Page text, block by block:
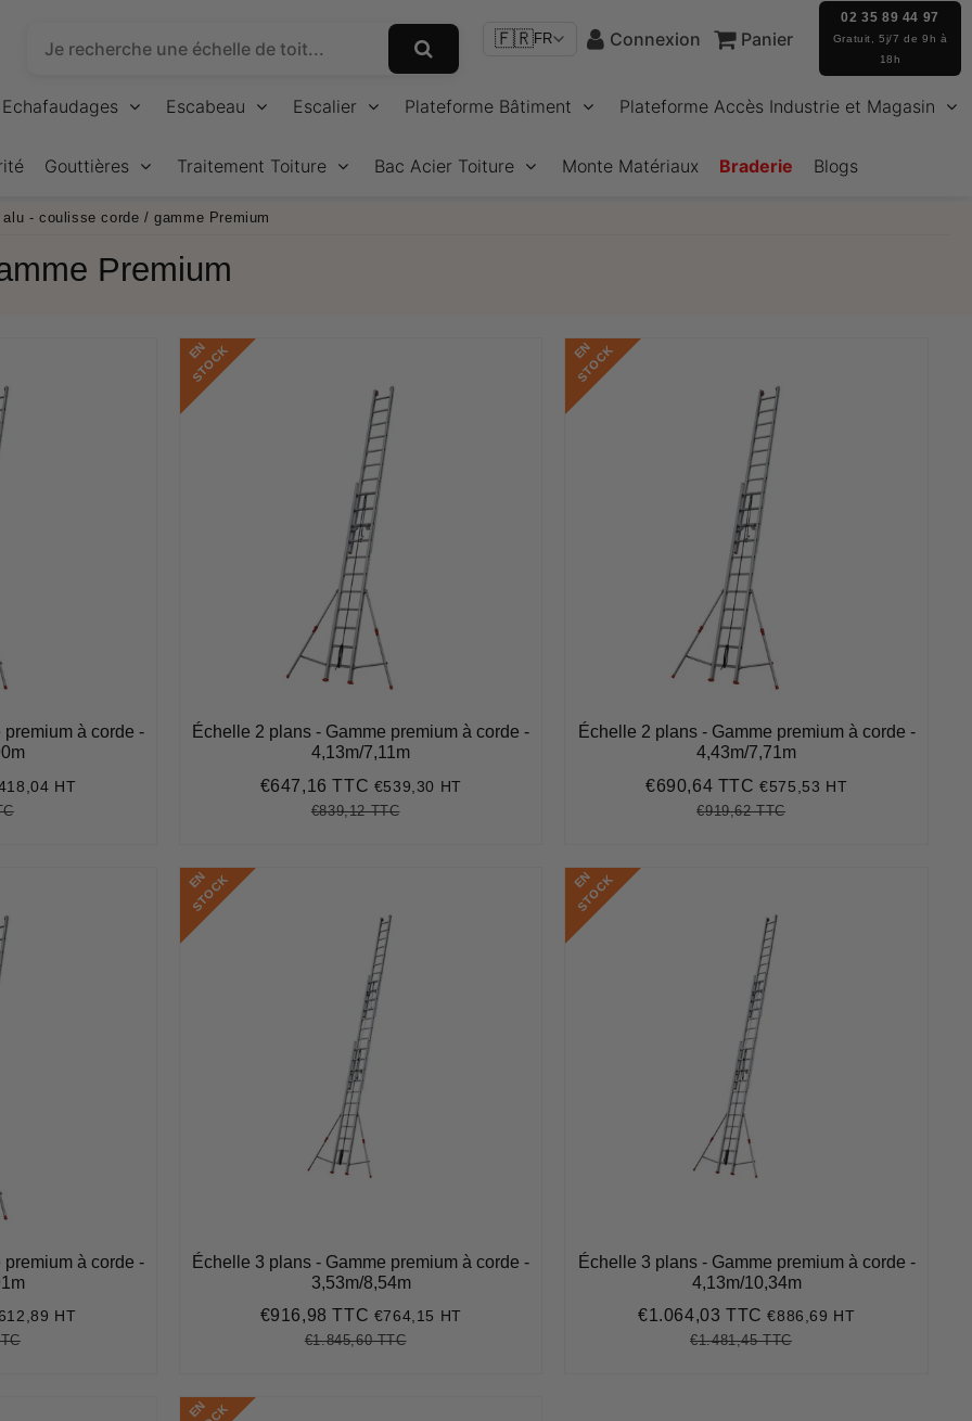
🇫🇷FR Connexion Panier
02 35 89 44 97
Gratuit, 5j/7 de 9h à
18h
Echafaudages Escabeau Escalier Plateforme Bâtiment Plateforme Accès Industrie et Magasin
Gouttières Traitement Toiture Bac Acier Toiture Monte Matériaux Braderie Blogs
alu - coulisse corde / gamme Premium
Premium
à corde -
HT
€647,33
E
N
S
T
O
C
K
Échelle 2 plans - Gamme premium à corde -
4,13m/7,11m
Prix
€647,16 TTC €647,16
€539,30 HT
Prix
€839,12 TTC€839,12
E
N
S
T
O
C
K
Échelle 2 plans - Gamme premium à corde -
4,43m/7,71m
Prix
€690,64 TTC€690,64
€575,53 HT
Prix
€919,62 TTC
à corde -
HT
E
N
S
T
O
C
K
Échelle 3 plans - Gamme premium à corde -
3,53m/8,54m
Prix
€916,98 TTC €916,98
€764,15 HT
Prix
€1.845,60 TTC€1.845,60
E
N
S
T
O
C
K
Échelle 3 plans - Gamme premium à corde -
4,13m/10,34m
Prix
€1.064,03 TTC€1.064,03
€886,69 HT
Prix
€1.481,45 TTC
E
N
S
T
O
C